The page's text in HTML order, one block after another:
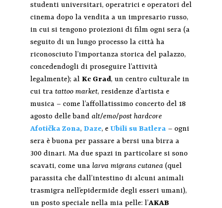
studenti universitari, operatrici e operatori del
cinema dopo la vendita a un impresario russo,
in cui si tengono proiezioni di film ogni sera (a
seguito di un lungo processo la città ha
riconosciuto l’importanza storica del palazzo,
concedendogli di proseguire l’attività
legalmente); al Kc Grad, un centro culturale in
cui tra tattoo market, residenze d’artista e
musica – come l’affollatissimo concerto del 18
agosto delle band alt/emo/post hardcore
Afotička Zona, Daze, e Ubili su Batlera– ogni
sera è buona per passare a bersi una birra a
300 dinari. Ma due spazi in particolare si sono
scavati, come una larva migrans cutanea(quel
parassita che dall’intestino di alcuni animali
trasmigra nell’epidermide degli esseri umani),
un posto speciale nella mia pelle: l’AKAB